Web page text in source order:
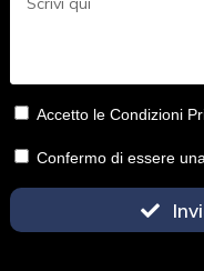
Accetto le Condizioni
Confermo di essere